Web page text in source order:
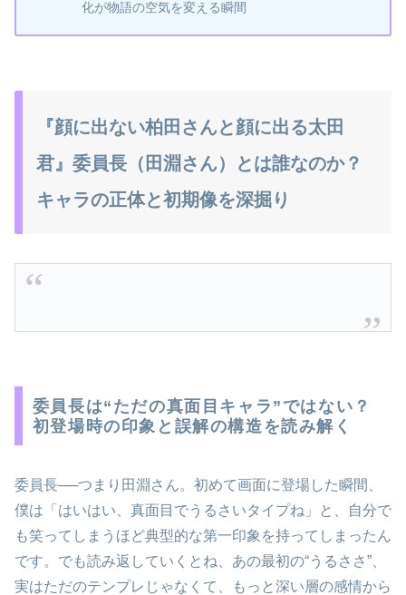
化が物語の空気を変える瞬間
『顔に出ない柏田さんと顔に出る太田
君』委員長（田淵さん）とは誰なのか？
キャラの正体と初期像を深掘り
委員長は“ただの真面目キャラ”ではない？
初登場時の印象と誤解の構造を読み解く
委員長──つまり田淵さん。初めて画面に登場した瞬間、
僕は「はいはい、真面目でうるさいタイプね」と、自分で
も笑ってしまうほど典型的な第一印象を持ってしまったん
です。でも読み返していくとね、あの最初の“うるささ”、
実はただのテンプレじゃなくて、もっと深い層の感情から